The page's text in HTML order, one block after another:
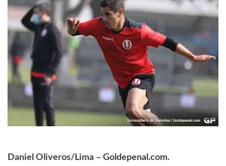
Daniel Oliveros/Lima – Goldepenal.com.